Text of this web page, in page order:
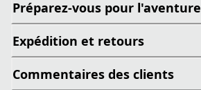
Préparez-vous pour l'aventure
Expédition et retours
Commentaires des clients